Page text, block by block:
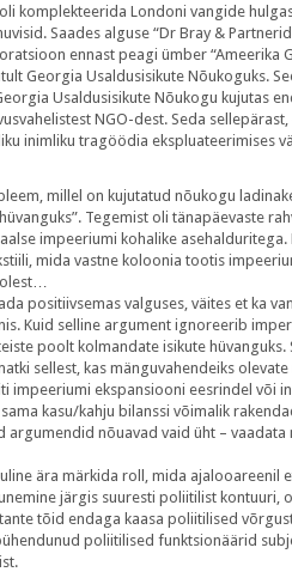
komplekteerida Londoni vangide
Saades alguse “Dr Bray &
ennast peagi ümber “Ameerika
Georgia Usaldusisikute Nõukoguks.
Usaldusisikute Nõukogu kujutas
NGO-dest. Seda
inimliku tragöödia ekspluateerimises
millel on kujutatud nõukogu
Tegemist oli tänapäevaste
impeeriumi kohalike asehalduritega.
mida vastne koloonia tootis
positiivsemas valguses, väites et ka
Kuid selline argument ignoreerib
poolt kolmandate isikute hüvanguks.
sellest, kas mänguvahendeiks
impeeriumi ekspansiooni eesrindel või
kasu/kahju bilanssi võimalik
nõuavad vaid üht – vaadata
ära märkida roll, mida ajalooareenil
järgis suuresti poliitilist kontuuri,
tõid endaga kaasa poliitilised
poliitilised funktsionäärid